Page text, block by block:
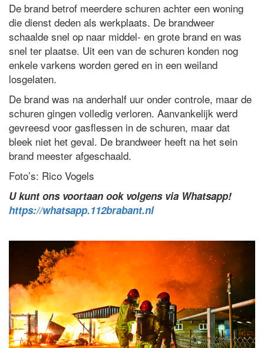
De brand betrof meerdere schuren achter een woning
die dienst deden als werkplaats. De brandweer
schaalde snel op naar middel- en grote brand en was
snel ter plaatse. Uit een van de schuren konden nog
enkele varkens worden gered en in een weiland
losgelaten.
De brand was na anderhalf uur onder controle, maar de
schuren gingen volledig verloren. Aanvankelijk werd
gevreesd voor gasflessen in de schuren, maar dat
bleek niet het geval. De brandweer heeft na het sein
brand meester afgeschaald.
Foto’s: Rico Vogels
U kunt ons voortaan ook volgens via Whatsapp!
https://whatsapp.112brabant.nl